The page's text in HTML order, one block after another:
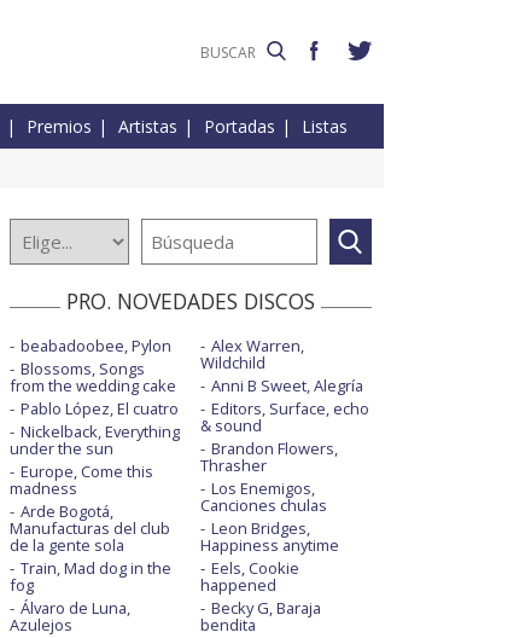
Premios Artistas Portadas Listas
PRO. NOVEDADES DISCOS
beabadoobee, Pylon
Blossoms, Songs
from the wedding cake
Pablo López, El cuatro
Nickelback, Everything
under the sun
Europe, Come this
madness
Arde Bogotá,
Manufacturas del club
de la gente sola
Train, Mad dog in the
fog
Álvaro de Luna,
Azulejos
Alex Warren,
Wildchild
Anni B Sweet, Alegría
Editors, Surface, echo
& sound
Brandon Flowers,
Thrasher
Los Enemigos,
Canciones chulas
Leon Bridges,
Happiness anytime
Eels, Cookie
happened
Becky G, Baraja
bendita